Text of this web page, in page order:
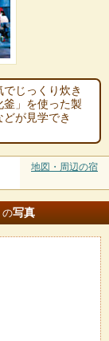
じっくり炊き
釜」を使った製
が見学でき
地図・周辺の宿
の写真